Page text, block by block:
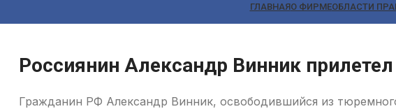
ГЛАВНАЯО ФИРМЕОБЛАСТИ
Россиянин Александр Винник
Гражданин РФ Александр Винник, освободившийся из